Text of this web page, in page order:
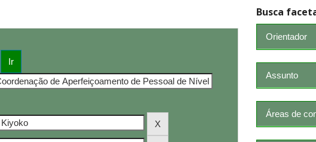
Busca
Orientador
Assunto
Áreas de